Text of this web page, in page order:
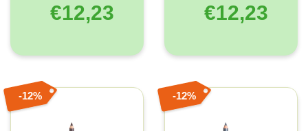
€12,23 €12,23
12% 12%